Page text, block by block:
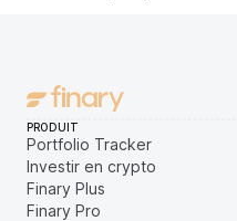
PRODUIT
Portfolio Tracker
Investir en crypto
Finary Plus
Finary Pro